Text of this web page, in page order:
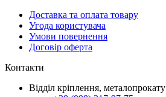
Доставка та оплата товару
Угода користувача
Умови повернення
Договір оферта
Контакти
Відділ кріплення, металопрокату